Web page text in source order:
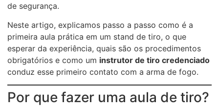
de segurança.
Neste artigo, explicamos passo a passo como é a
primeira aula prática em um stand de tiro, o que
esperar da experiência, quais são os procedimentos
obrigatórios e como um instrutor de tiro credenciado
conduz esse primeiro contato com a arma de fogo.
Por que fazer uma aula de tiro?